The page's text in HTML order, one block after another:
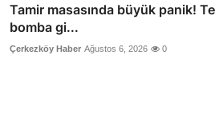
Tamir masasında büyük panik!
bomba gi...
Çerkezköy Haber Ağustos 6, 2026 0